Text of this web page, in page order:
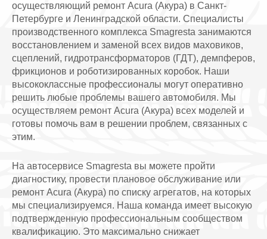
осуществляющий ремонт Acura (Акура) в Санкт-
Петербурге и Ленинградской области. Специалисты
производственного комплекса Smagresta занимаются
восстановлением и заменой всех видов маховиков,
сцеплений, гидротрансформаторов (ГДТ), демпферов,
фрикционов и роботизированных коробок. Наши
высококлассные профессионалы могут оперативно
решить любые проблемы вашего автомобиля. Мы
осуществляем ремонт Acura (Акура) всех моделей и
готовы помочь вам в решении проблем, связанных с
этим.
На автосервисе Smagresta вы можете пройти
диагностику, провести плановое обслуживание или
ремонт Acura (Акура) по списку агрегатов, на которых
мы специализируемся. Наша команда имеет высокую
подтвержденную профессиональным сообществом
квалификацию. Это максимально снижает